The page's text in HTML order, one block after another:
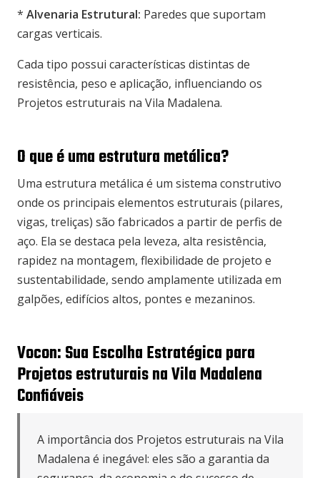
* Alvenaria Estrutural: Paredes que suportam
cargas verticais.
Cada tipo possui características distintas de
resistência, peso e aplicação, influenciando os
Projetos estruturais na Vila Madalena.
O que é uma estrutura metálica?
Uma estrutura metálica é um sistema construtivo
onde os principais elementos estruturais (pilares,
vigas, treliças) são fabricados a partir de perfis de
aço. Ela se destaca pela leveza, alta resistência,
rapidez na montagem, flexibilidade de projeto e
sustentabilidade, sendo amplamente utilizada em
galpões, edifícios altos, pontes e mezaninos.
Vocon: Sua Escolha Estratégica para
Projetos estruturais na Vila Madalena
Confiáveis
A importância dos Projetos estruturais na Vila
Madalena é inegável: eles são a garantia da